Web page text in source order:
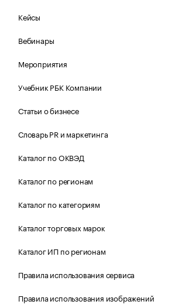
Кейсы
Вебинары
Мероприятия
Учебник РБК Компании
Статьи о бизнесе
Словарь PR и маркетинга
Каталог по ОКВЭД
Каталог по регионам
Каталог по категориям
Каталог торговых марок
Каталог ИП по регионам
Правила использования сервиса
Правила использования изображений